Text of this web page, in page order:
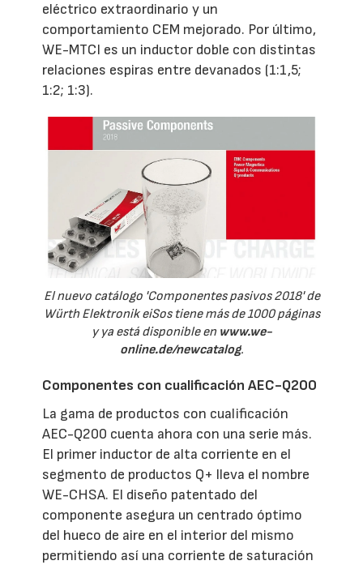
eléctrico extraordinario y un
comportamiento CEM mejorado. Por último,
WE-MTCI es un inductor doble con distintas
relaciones espiras entre devanados (1:1,5;
1:2; 1:3).
El nuevo catálogo 'Componentes pasivos 2018' de
Würth Elektronik eiSos tiene más de 1000 páginas
y ya está disponible en www.we-
online.de/newcatalog.
Componentes con cualificación AEC-Q200
La gama de productos con cualificación
AEC-Q200 cuenta ahora con una serie más.
El primer inductor de alta corriente en el
segmento de productos Q+ lleva el nombre
WE-CHSA. El diseño patentado del
componente asegura un centrado óptimo
del hueco de aire en el interior del mismo
permitiendo así una corriente de saturación